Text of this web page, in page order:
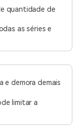
quantidade de
as séries e
e demora demais
limitar a